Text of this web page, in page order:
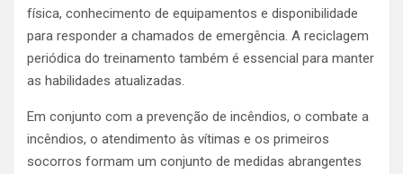
física, conhecimento de equipamentos e disponibilidade
para responder a chamados de emergência. A reciclagem
periódica do treinamento também é essencial para manter
as habilidades atualizadas.
Em conjunto com a prevenção de incêndios, o combate a
incêndios, o atendimento às vítimas e os primeiros
socorros formam um conjunto de medidas abrangentes